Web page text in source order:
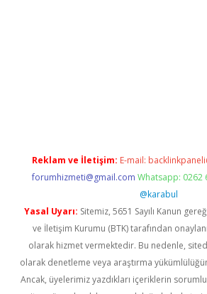
Reklam ve İletişim: E-mail:
forumhizmeti@gmail.com Whatsapp: 0262
@karabul
Yasal Uyarı: Sitemiz, 5651 Sayılı Kanun
ve İletişim Kurumu (BTK) tarafından
olarak hizmet vermektedir. Bu nedenle,
olarak denetleme veya araştırma
Ancak, üyelerimiz yazdıkları içeriklerin